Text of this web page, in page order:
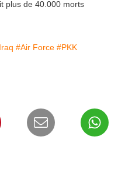
plus de 40.000 morts
#Air Force #PKK